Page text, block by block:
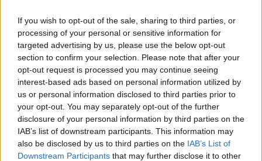
If you wish to opt-out of the sale, sharing to third parties, or
processing of your personal or sensitive information for
targeted advertising by us, please use the below opt-out
section to confirm your selection. Please note that after your
opt-out request is processed you may continue seeing
interest-based ads based on personal information utilized by
us or personal information disclosed to third parties prior to
your opt-out. You may separately opt-out of the further
disclosure of your personal information by third parties on the
IAB’s list of downstream participants. This information may
also be disclosed by us to third parties on the IAB’s List of
Downstream Participants that may further disclose it to other
​Il lato positivo delle cose
​Storie antiche di tempi moderni
​Quello che alle mamme non dicono
Adultescenza
Homo imbecillis
​4 anni di Blog
Quando il silenzio è aggressivo
​Il passato, questo conosciuto!
​Clima ballerino e sbalzi d’umore
La maternità
​L’uomo o l’orso?
Non hanno un amico a teatro​